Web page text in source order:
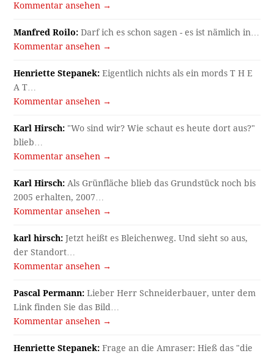
Kommentar ansehen →
Manfred Roilo: Darf ich es schon sagen - es ist nämlich in…
Kommentar ansehen →
Henriette Stepanek: Eigentlich nichts als ein mords T H E
A T…
Kommentar ansehen →
Karl Hirsch: "Wo sind wir? Wie schaut es heute dort aus?"
blieb…
Kommentar ansehen →
Karl Hirsch: Als Grünfläche blieb das Grundstück noch bis
2005 erhalten, 2007…
Kommentar ansehen →
karl hirsch: Jetzt heißt es Bleichenweg. Und sieht so aus,
der Standort…
Kommentar ansehen →
Pascal Permann: Lieber Herr Schneiderbauer, unter dem
Link finden Sie das Bild…
Kommentar ansehen →
Henriette Stepanek: Frage an die Amraser: Hieß das "die